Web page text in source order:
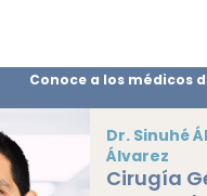
Conoce a los médicos